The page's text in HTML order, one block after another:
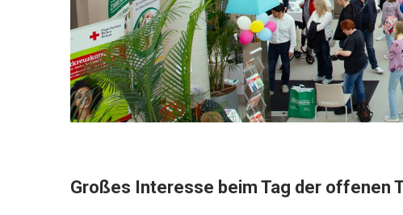
Großes Interesse beim Tag der offenen